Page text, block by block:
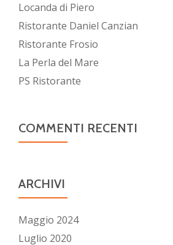
Locanda di Piero
Ristorante Daniel Canzian
Ristorante Frosio
La Perla del Mare
PS Ristorante
COMMENTI RECENTI
ARCHIVI
Maggio 2024
Luglio 2020